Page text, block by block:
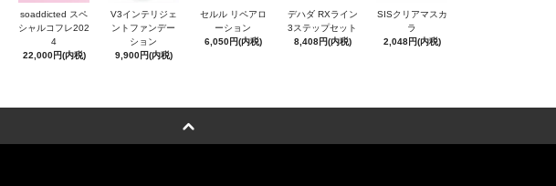
soaddicted スペ
シャルコフレ202
4
22,000円(内税)
V3インテリジェ
ントファンデー
ション
9,900円(内税)
セルル リペアロ
ーション
6,050円(内税)
デハダ RXライン
3ステップセット
8,408円(内税)
SISクリアマスカ
ラ
2,048円(内税)